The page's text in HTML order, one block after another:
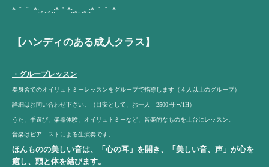
*･゜ﾟ･*:.｡..｡.:*･'･*:.｡. .｡.:*･゜ﾟ･*
【ハンディのある成人クラス】
・グループレッスン
奏身舎でのオイリュトミーレッスンをグループで指導します（４人以上のグループ）
詳細はお問い合わせ下さい。（目安として、お一人 2500円〜/1H）
うた、手遊び、楽器体験、オイリュトミーなど、音楽的なものを土台にレッスン。
音楽はピアニストによる生演奏です。
ほんものの美しい音は、「心の耳」を開き、「美しい音、声」が心を
癒し、頭と体を結びます。